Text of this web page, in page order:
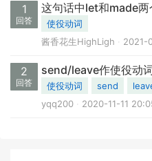
1
回答
这句话中let和made两
使役动词
酱香花生HighLigh
2021-
2
回答
send/leave作使役动
使役动词 send
yqq200
2020-11-11